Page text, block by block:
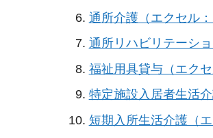
通所介護（エクセル：
通所リハビリテーシ
福祉用具貸与（エクセ
特定施設入居者生活
短期入所生活介護（エ